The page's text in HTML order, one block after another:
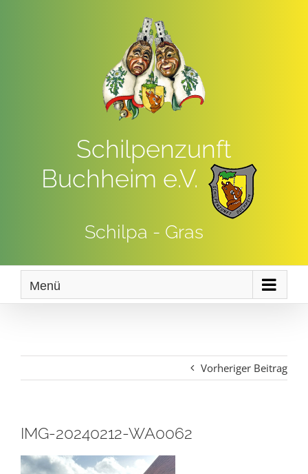
Schilpenzunft
Buchheim e.V.
Schilpa - Gras
Menü
Vorheriger Beitrag
IMG-20240212-WA0062